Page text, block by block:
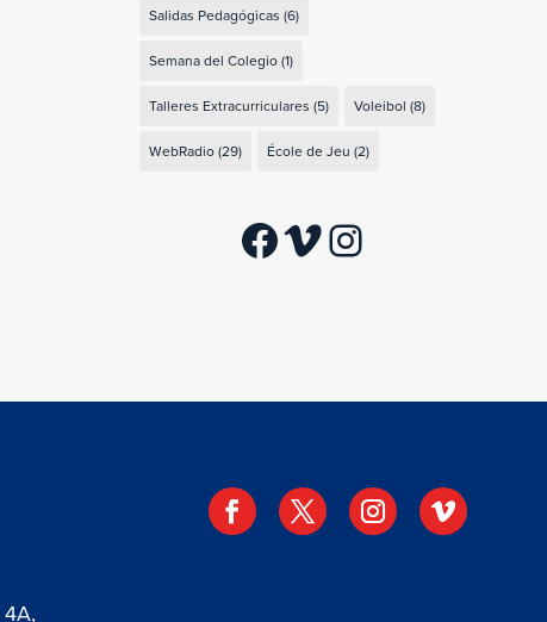
Salidas Pedagógicas (6)
Semana del Colegio(1)
Talleres Extracurriculares (5) Voleibol (8)
WebRadio(29) École de Jeu (2)
Facebook
VimeoInstagram